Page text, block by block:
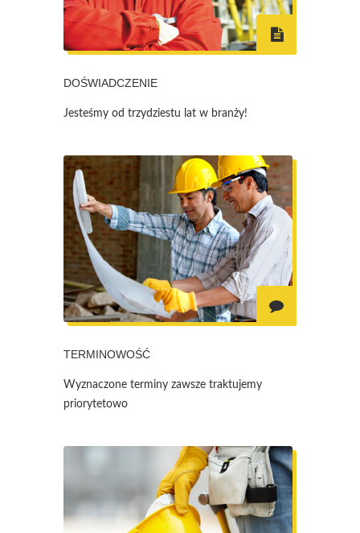
DOŚWIADCZENIE
Jesteśmy od trzydziestu lat w branży!
TERMINOWOŚĆ
Wyznaczone terminy zawsze traktujemy
priorytetowo